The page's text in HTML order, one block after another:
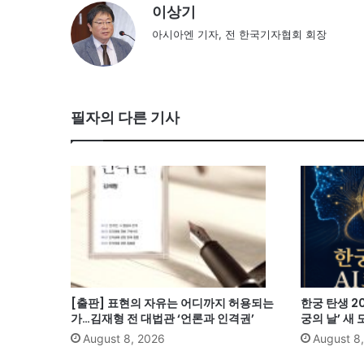
이상기
아시아엔 기자, 전 한국기자협회 회장
필자의 다른 기사
[출판] 표현의 자유는 어디까지 허용되는
가…김재형 전 대법관 ‘언론과 인격권’
August 8, 2026
한궁 탄생
궁의 날’ 새
August